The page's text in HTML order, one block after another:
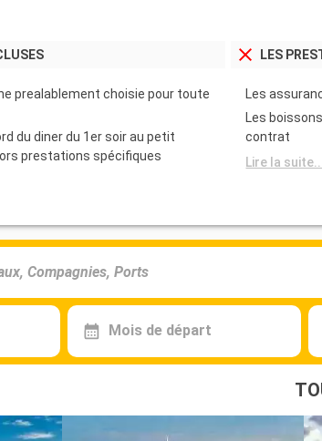
prealablement choisie pour toute
du diner du 1er soir au petit
prestations spécifiques
LES
Les
Les
contrat
Lire la suite...
Mois de départ